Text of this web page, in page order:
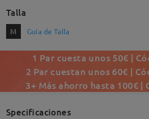
Talla
M Guía de Talla
1 Par cuesta unos 50€ |
2 Par cuestan unos 60€ |
3+ Más ahorro hasta 100€ |
Specificaciones